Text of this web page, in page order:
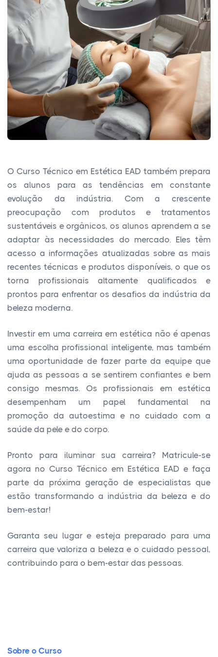
O Curso Técnico em Estética EAD também prepara
os alunos para as tendências em constante
evolução da indústria. Com a crescente
preocupação com produtos e tratamentos
sustentáveis e orgânicos, os alunos aprendem a se
adaptar às necessidades do mercado. Eles têm
acesso a informações atualizadas sobre as mais
recentes técnicas e produtos disponíveis, o que os
torna profissionais altamente qualificados e
prontos para enfrentar os desafios da indústria da
beleza moderna.
Investir em uma carreira em estética não é apenas
uma escolha profissional inteligente, mas também
uma oportunidade de fazer parte da equipe que
ajuda as pessoas a se sentirem confiantes e bem
consigo mesmas. Os profissionais em estética
desempenham um papel fundamental na
promoção da autoestima e no cuidado com a
saúde da pele e do corpo.
Pronto para iluminar sua carreira? Matricule-se
agora no Curso Técnico em Estética EAD e faça
parte da próxima geração de especialistas que
estão transformando a indústria da beleza e do
bem-estar!
Garanta seu lugar e esteja preparado para uma
carreira que valoriza a beleza e o cuidado pessoal,
contribuindo para o bem-estar das pessoas.
Sobre o Curso